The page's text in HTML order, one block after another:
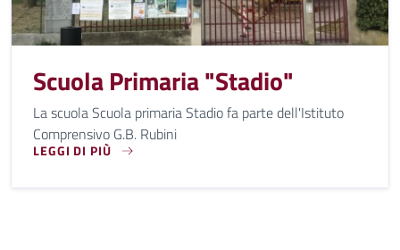
Scuola Primaria "Stadio"
La scuola Scuola primaria Stadio fa parte dell'Istituto
Comprensivo G.B. Rubini
LEGGI DI PIÙ
LA SCUOLA SCUOLA PRIMARIA STADIO FA PARTE